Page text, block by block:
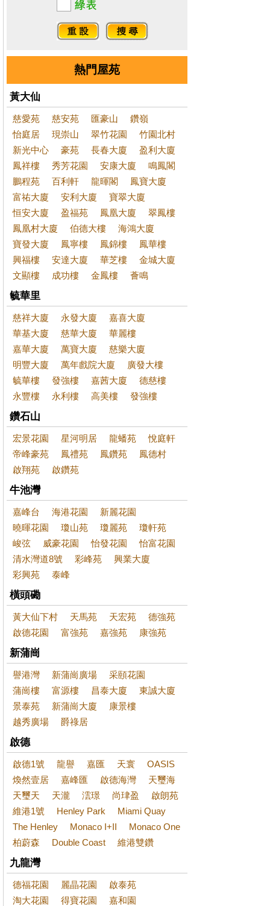
熱門屋苑
黃大仙
慈愛苑 慈安苑 匯豪山
鑽嶺
怡庭居
現崇山 翠竹花園
竹園北村
新光中心
豪苑 長春大廈
盈利大廈
鳳祥樓
秀芳花園 安康大廈
鳴鳳閣
鵬程苑
百利軒 龍暉閣
鳳寶大廈
富祐大廈
安利大廈
寶翠大廈
恒安大廈
盈福苑 鳳凰大廈
翠鳳樓
鳳凰村大廈
伯德大樓
海鴻大廈
寶發大廈
鳳寧樓 鳳錦樓
鳳華樓
興福樓
安達大廈 華芝樓
金城大廈
文顯樓
成功樓 金鳳樓 薈鳴
毓華里
慈祥大廈 永發大廈
嘉喜大廈
華基大廈
慈華大廈
華麗樓
嘉華大廈
萬寶大廈
慈樂大廈
明豐大廈
萬年戲院大廈
廣發大樓
毓華樓
發強樓 嘉茜大廈
德慈樓
永豐樓
永利樓 高美樓 發強樓
鑽石山
宏景花園 星河明居 龍蟠苑
悅庭軒
帝峰豪苑
鳳禮苑 鳳鑽苑
鳳德村
啟翔苑
啟鑽苑
牛池灣
嘉峰台 海港花園
新麗花園
曉暉花園
瓊山苑 瓊麗苑
瓊軒苑
峻弦
威豪花園 怡發花園
怡富花園
清水灣道8號
彩峰苑
興業大廈
彩興苑
泰峰
橫頭磡
黃大仙下村 天馬苑 天宏苑
德強苑
啟德花園
富強苑 嘉強苑 康強苑
新蒲崗
譽港灣 新蒲崗廣場
采頤花園
蒲崗樓
富源樓 昌泰大廈
東誠大廈
景泰苑
新蒲崗大廈
康景樓
越秀廣場
爵祿居
啟德
啟德1號 龍譽 嘉匯 天寰
OASIS
煥然壹居
嘉峰匯 啟德海灣
天璽海
天璽天
天瀧 澐璟 尚珒盈
啟朗苑
維港1號
Henley Park
Miami Quay
The Henley
Monaco I+II
Monaco One
柏蔚森
Double Coast 維港雙鑽
九龍灣
德福花園 麗晶花園
啟泰苑
淘大花園
得寶花園 嘉和園